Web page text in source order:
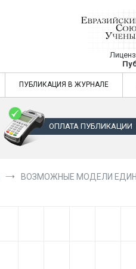
Евразийский Союз
ПУБЛИКАЦИЯ В ЖУРНАЛЕ
ОПЛАТА ПУБЛИКАЦИИ
ВОЗМОЖНЫЕ МОДЕЛИ